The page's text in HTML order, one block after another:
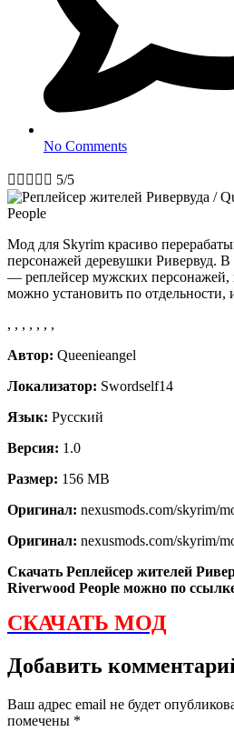
No Comments
     5/5
Мод для Skyrim красиво
персонажей деревушки Ривервуд.
— реплейсер мужских
можно установить по отдельности,
, , , , , , ,
Автор: Queenieangel
Локализатор: Swordself14
Язык: Русский
Версия: 1.0
Размер: 156 MB
Оригинал: nexusmods.com/skyrim/
Оригинал: nexusmods.com/skyrim/
Скачать Реплейсер жителей
Riverwood People можно по
СКАЧАТЬ МОД
Добавить
Ваш адрес email не будет
помечены *